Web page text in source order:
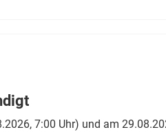
7:00 Uhr) und am